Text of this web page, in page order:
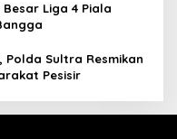
Liga 4 Piala
Polda Sultra Resmikan
Pesisir